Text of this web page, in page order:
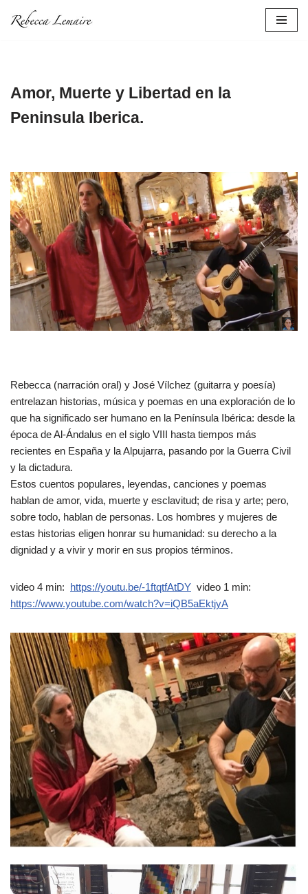
Amor, Muerte y Libertad en la
Peninsula Iberica.
Rebecca (narración oral) y José Vílchez (guitarra y poesía)
entrelazan historias, música y poemas en una exploración de lo
que ha significado ser humano en la Península Ibérica: desde la
época de Al-Ándalus en el siglo VIII hasta tiempos más
recientes en España y la Alpujarra, pasando por la Guerra Civil
y la dictadura.
Estos cuentos populares, leyendas, canciones y poemas
hablan de amor, vida, muerte y esclavitud; de risa y arte; pero,
sobre todo, hablan de personas. Los hombres y mujeres de
estas historias eligen honrar su humanidad: su derecho a la
dignidad y a vivir y morir en sus propios términos.
video 4 min: https://youtu.be/-1ftqtfAtDY video 1 min:
https://www.youtube.com/watch?v=iQB5aEktjyA